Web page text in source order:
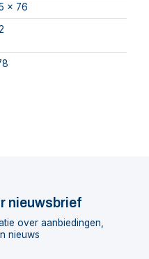
x 76
nieuwsbrief
over aanbiedingen,
nieuws